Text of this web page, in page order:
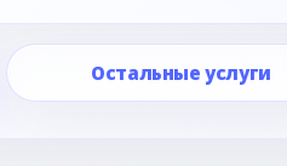
Остальные услуги